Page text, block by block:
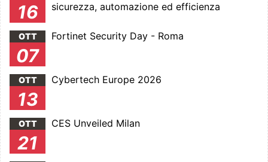
16
sicurezza, automazione ed efficienza
OTT
07
Fortinet Security Day - Roma
OTT
13
Cybertech Europe 2026
OTT
21
CES Unveiled Milan